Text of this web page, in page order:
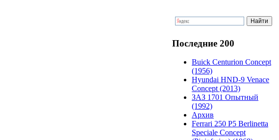
Последние 200
Buick Centurion Concept
(1956)
Hyundai HND-9 Venace
Concept (2013)
ЗАЗ 1701 Опытный
(1992)
Архив
Ferrari 250 P5 Berlinetta
Speciale Concept